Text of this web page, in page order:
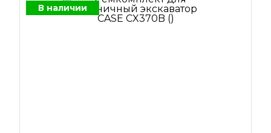
В наличии